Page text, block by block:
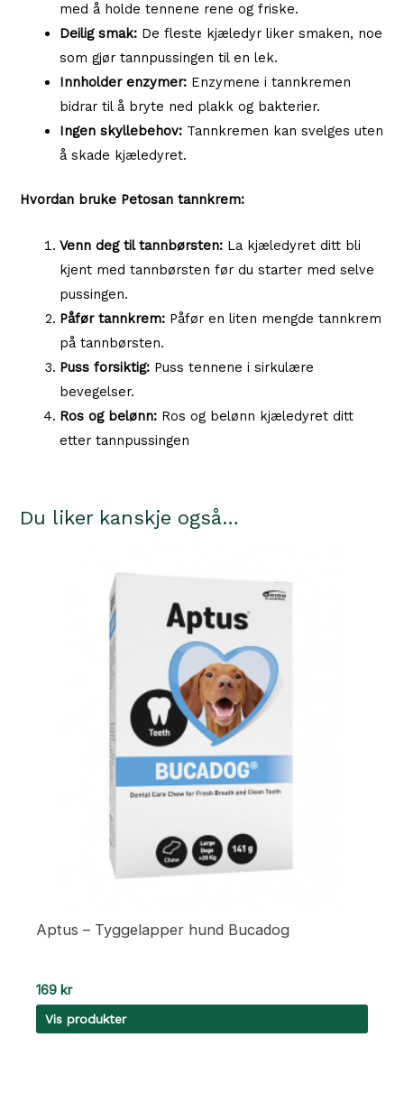
med å holde tennene rene og friske.
Deilig smak: De fleste kjæledyr liker smaken, noe
som gjør tannpussingen til en lek.
Innholder enzymer: Enzymene i tannkremen
bidrar til å bryte ned plakk og bakterier.
Ingen skyllebehov: Tannkremen kan svelges uten
å skade kjæledyret.
Hvordan bruke Petosan tannkrem:
Venn deg til tannbørsten: La kjæledyret ditt bli
kjent med tannbørsten før du starter med selve
pussingen.
Påfør tannkrem: Påfør en liten mengde tannkrem
på tannbørsten.
Puss forsiktig: Puss tennene i sirkulære
bevegelser.
Ros og belønn: Ros og belønn kjæledyret ditt
etter tannpussingen
Du liker kanskje også…
Aptus – Tyggelapper hund Bucadog
169 kr
Vis produkter